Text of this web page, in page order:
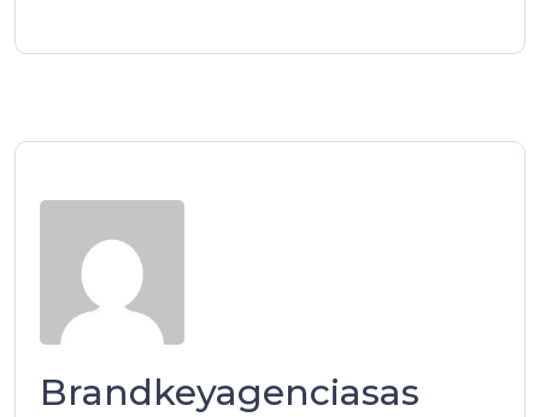
Brandkeyagenciasas